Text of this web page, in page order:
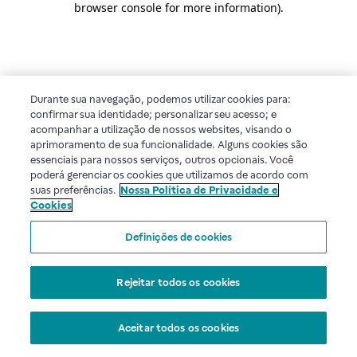
browser console for more information).
Durante sua navegação, podemos utilizar cookies para:
confirmar sua identidade; personalizar seu acesso; e
acompanhar a utilização de nossos websites, visando o
aprimoramento de sua funcionalidade. Alguns cookies são
essenciais para nossos serviços, outros opcionais. Você
poderá gerenciar os cookies que utilizamos de acordo com
suas preferências. Nossa Política de Privacidade e
Cookies
Definições de cookies
Rejeitar todos os cookies
Aceitar todos os cookies